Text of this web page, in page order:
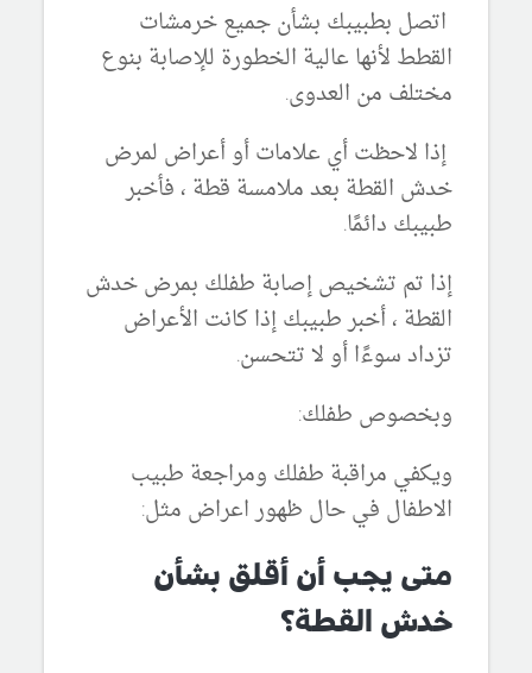
اتصل بطبيبك بشأن جميع خرمشات
القطط لأنها عالية الخطورة للإصابة بنوع
مختلف من العدوى.
إذا لاحظت أي علامات أو أعراض لمرض
خدش القطة بعد ملامسة قطة ، فأخبر
طبيبك دائمًا.
إذا تم تشخيص إصابة طفلك بمرض خدش
القطة ، أخبر طبيبك إذا كانت الأعراض
تزداد سوءًا أو لا تتحسن.
وبخصوص طفلك:
ويكفي مراقبة طفلك ومراجعة طبيب
الاطفال في حال ظهور اعراض مثل:
متى يجب أن أقلق بشأن
خدش القطة؟